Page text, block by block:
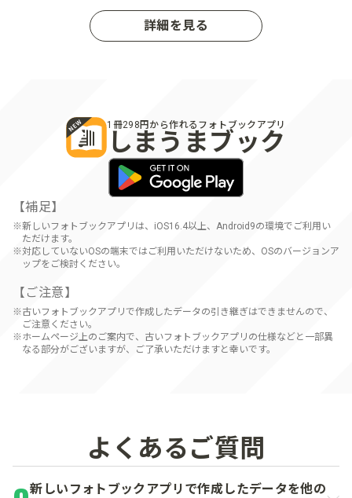
詳細を見る
1冊298円から作れるフォトブックアプリ
しまうまブック
【補足】
新しいフォトブックアプリは、iOS16.4以上、Android9の環境でご利用い
ただけます。
対応していないOSの端末ではご利用いただけないため、OSのバージョンア
ップをご検討ください。
【ご注意】
古いフォトブックアプリで作成したデータの引き継ぎはできませんので、
ご注意ください。
ホームページ上のご案内で、古いフォトブックアプリの仕様などと一部異
なる部分がございますが、ご了承いただけますと幸いです。
よくあるご質問
新しいフォトブックアプリで作成したデータを他の